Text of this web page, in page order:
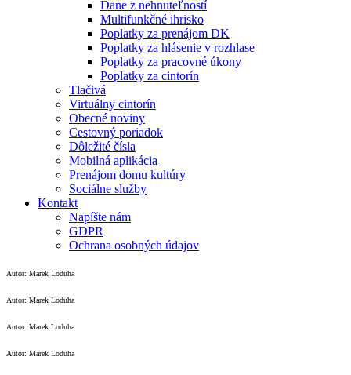
Dane z nehnuteľností
Multifunkčné ihrisko
Poplatky za prenájom DK
Poplatky za hlásenie v rozhlase
Poplatky za pracovné úkony
Poplatky za cintorín
Tlačivá
Virtuálny cintorín
Obecné noviny
Cestovný poriadok
Dôležité čísla
Mobilná aplikácia
Prenájom domu kultúry
Sociálne služby
Kontakt
Napíšte nám
GDPR
Ochrana osobných údajov
Autor: Marek Loduha
Autor: Marek Loduha
Autor: Marek Loduha
Autor: Marek Loduha